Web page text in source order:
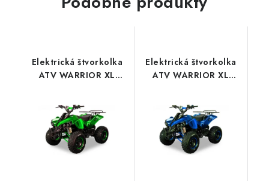
Elektrická štvorkolka
ATV WARRIOR XL
Elektrická štvorkolka
ATV WARRIOR XL